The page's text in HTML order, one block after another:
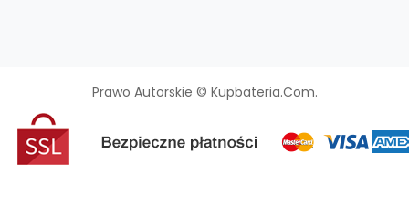
Prawo Autorskie © Kupbateria.com.